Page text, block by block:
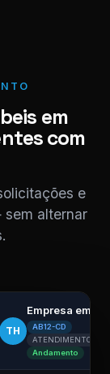
em
com
e
alternar
TH
Empresa em
AB12-CD
ATENDIMENTO
Andamento